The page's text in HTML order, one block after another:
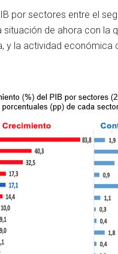
por sectores entre el
de ahora con la
y la actividad